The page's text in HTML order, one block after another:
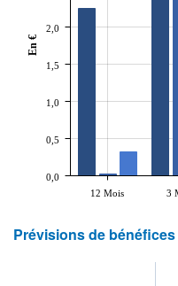
12 Mois 3
0,0
0,5
1,0
1,5
2,0
En €
Prévisions de bénéfices